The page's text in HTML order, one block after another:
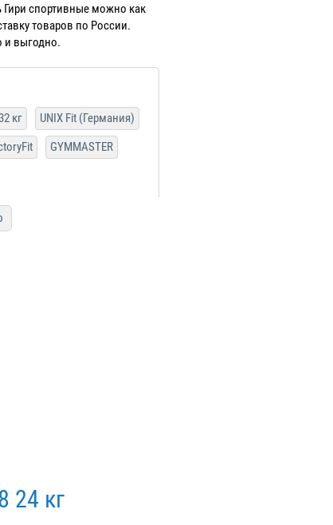
Гири спортивные можно как
товаров по России.
и выгодно.
кг
UNIX Fit (Германия)
GYMMASTER
24 кг